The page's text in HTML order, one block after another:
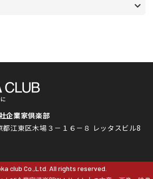
企業家倶楽部
江東区木場３－１６－８ レッタスビル8
club Co.,Ltd. All rights reserved.